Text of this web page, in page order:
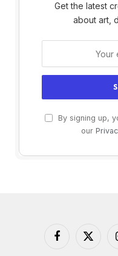
Get the latest
about art,
By signing up,
our
Facebook
X